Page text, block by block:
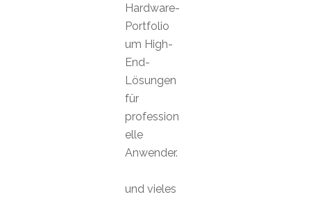
Hardware-
Portfolio
um High-
End-
Lösungen
für
profession
elle
Anwender.
und vieles